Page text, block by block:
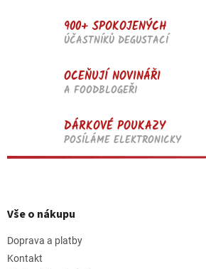
900+ SPOKOJENÝCH
ÚČASTNÍKŮ DEGUSTACÍ
OCEŇUJÍ NOVINÁŘI
A FOODBLOGEŘI
DÁRKOVÉ POUKAZY
POSÍLÁME ELEKTRONICKY
pVše o nákupu
Doprava a platby
Kontakt